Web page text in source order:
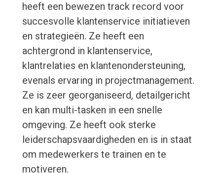
heeft een bewezen track record voor
succesvolle klantenservice initiatieven
en strategieën. Ze heeft een
achtergrond in klantenservice,
klantrelaties en klantenondersteuning,
evenals ervaring in projectmanagement.
Ze is zeer georganiseerd, detailgericht
en kan multi-tasken in een snelle
omgeving. Ze heeft ook sterke
leiderschapsvaardigheden en is in staat
om medewerkers te trainen en te
motiveren.